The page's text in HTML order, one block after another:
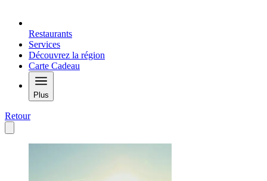
Restaurants
Services
Découvrez la région
Carte Cadeau
Plus
Retour